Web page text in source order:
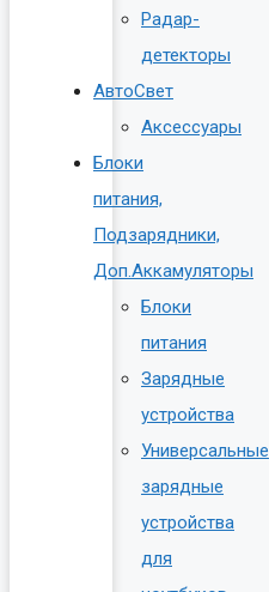
Радар-
детекторы
АвтоСвет
Аксессуары
Блоки
питания,
Подзарядники,
Доп.Аккамуляторы
Блоки
питания
Зарядные
устройства
Универсальные
зарядные
устройства
для